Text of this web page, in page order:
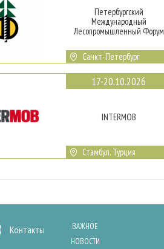
Петербургский
Международный
Лесопромышленный Форум
Санкт-Петербург
17-20.10.2026
INTERMOB
Стамбул, Турция
Контакты
ВАЖНОЕ
НОВОСТИ